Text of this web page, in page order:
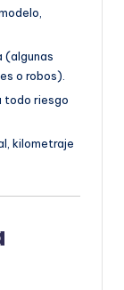
(algunas
o robos).
todo riesgo
kilometraje